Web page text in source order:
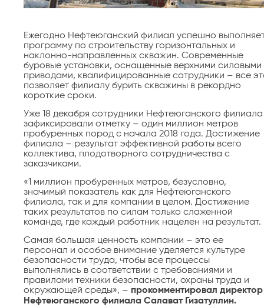
Ежегодно Нефтеюганский филиал успешно
программу по строительству горизонтальных и
наклонно-направленных скважин. Современные
буровые установки, оснащенные верхними силовыми
приводами, квалифицированные сотрудники – все
позволяет филиалу бурить скважины в рекордно
короткие сроки.
Уже 18 декабря сотрудники Нефтеюганского филиала
зафиксировали отметку – один миллион метров
пробуренных пород с начала 2018 года. Достижение
филиала – результат эффективной работы всего
коллектива, плодотворного сотрудничества с
заказчиками.
«1 миллион пробуренных метров, безусловно,
значимый показатель как для Нефтеюганского
филиала, так и для компании в целом. Достижение
таких результатов по силам только слаженной
команде, где каждый работник нацелен на результат.
Самая большая ценность компании – это ее
персонал и особое внимание уделяется культуре
безопасности труда, чтобы все процессы
выполнялись в соответствии с требованиями и
правилами техники безопасности, охраны труда и
окружающей среды», – прокомментировал директор
Нефтеюганского филиала Салават Гизатуллин.